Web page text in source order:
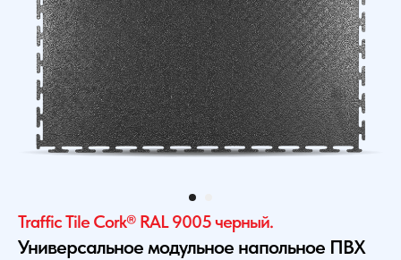
Traffic Tile Cork® RAL 9005 черный.
Универсальное модульное напольное ПВХ